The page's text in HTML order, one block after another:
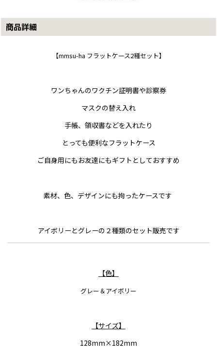
商品詳細
【mmsu-ha フラットケース2種セット】
ワンちゃんのワクチン証明書や診察券
マスクの替え入れ
手帳、領収書などを入れたり
とっても便利なフラットケース
ご自身用にもお友達にもギフトとしておすすめ
素材、色、デザインにも拘ったケースです
アイボリーとグレーの２種類のセット販売です
【色】
グレー＆アイボリー
【サイズ】
128mm×182mm